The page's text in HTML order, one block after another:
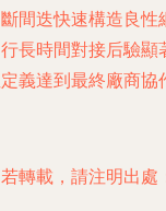
間迭快速構造良性
長時間對接后驗顯
義達到最終廠商協
轉載，請注明出處